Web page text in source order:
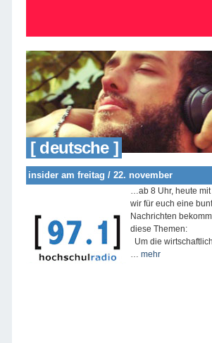
[ deutsche ]
insider am freitag / 22. november
ab 8 Uhr, heute
wir für euch eine
Nachrichten
diese Themen:
Um die
mehr